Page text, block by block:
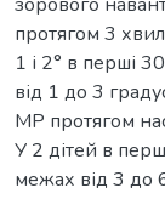
протягом 3
1 і 2° в перші
від 1 до 3
МР протягом
У 2 дітей в
межах від 3 до